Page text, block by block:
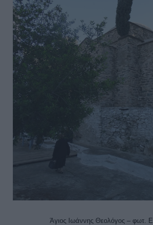
Άγιος Ιωάννης Θεολόγος – φωτ.